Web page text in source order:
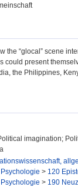
the “glocal” scene
present
the Philippines,
imagination;
> 120
> 190